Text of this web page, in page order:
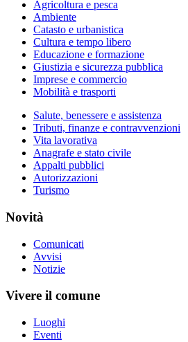
Agricoltura e pesca
Ambiente
Catasto e urbanistica
Cultura e tempo libero
Educazione e formazione
Giustizia e sicurezza pubblica
Imprese e commercio
Mobilità e trasporti
Salute, benessere e assistenza
Tributi, finanze e contravvenzioni
Vita lavorativa
Anagrafe e stato civile
Appalti pubblici
Autorizzazioni
Turismo
Novità
Comunicati
Avvisi
Notizie
Vivere il comune
Luoghi
Eventi